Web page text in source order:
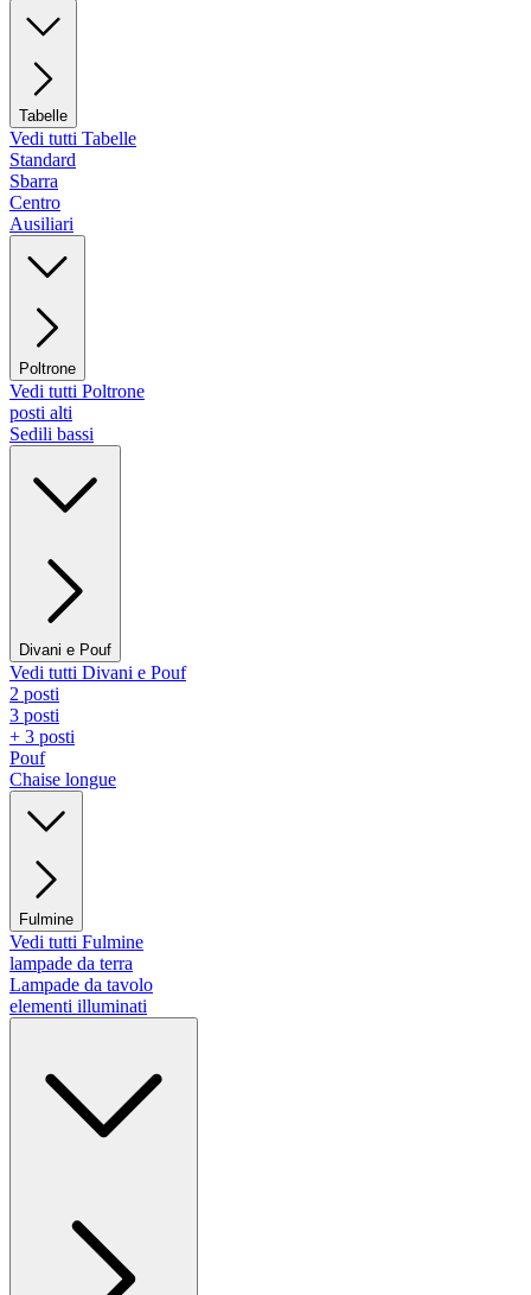
Tabelle
Vedi tutti Tabelle
Standard
Sbarra
Centro
Ausiliari
Poltrone
Vedi tutti Poltrone
posti alti
Sedili bassi
Divani e Pouf
Vedi tutti Divani e Pouf
2 posti
3 posti
+ 3 posti
Pouf
Chaise longue
Fulmine
Vedi tutti Fulmine
lampade da terra
Lampade da tavolo
elementi illuminati